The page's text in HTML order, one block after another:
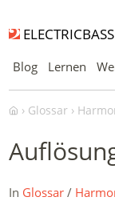
ELECTRICBASS
Blog Lernen
Glossar
In Glossar /